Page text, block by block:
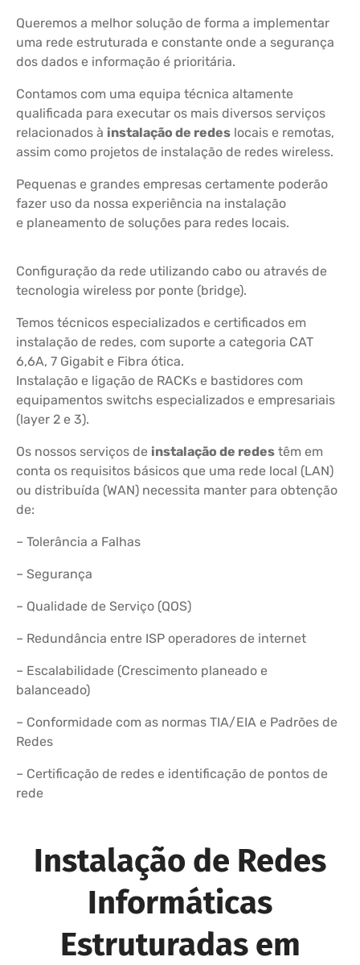
Queremos a melhor solução de forma a implementar
uma rede estruturada e constante onde a segurança
dos dados e informação é prioritária.
Contamos com uma equipa técnica altamente
qualificada para executar os mais diversos serviços
relacionados à instalação de redes locais e remotas,
assim como projetos de instalação de redes wireless.
Pequenas e grandes empresas certamente poderão
fazer uso da nossa experiência na instalação
e planeamento de soluções para redes locais.
Configuração da rede utilizando cabo ou através de
tecnologia wireless por ponte (bridge).
Temos técnicos especializados e certificados em
instalação de redes, com suporte a categoria CAT
6,6A, 7 Gigabit e Fibra ótica.
Instalação e ligação de RACKs e bastidores com
equipamentos switchs especializados e empresariais
(layer 2 e 3).
Os nossos serviços de instalação de redes têm em
conta os requisitos básicos que uma rede local (LAN)
ou distribuída (WAN) necessita manter para obtenção
de:
– Tolerância a Falhas
– Segurança
– Qualidade de Serviço (QOS)
– Redundância entre ISP operadores de internet
– Escalabilidade (Crescimento planeado e
balanceado)
– Conformidade com as normas TIA/EIA e Padrões de
Redes
– Certificação de redes e identificação de pontos de
rede
Instalação de Redes
Informáticas
Estruturadas em